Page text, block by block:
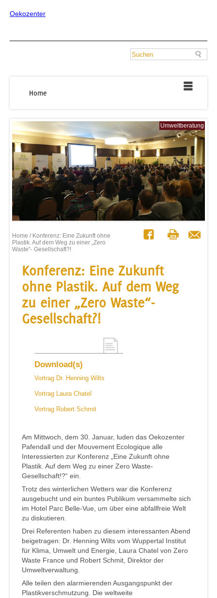
Oekozenter
Home
Umweltberatung
Home / Konferenz: Eine Zukunft ohne
Plastik. Auf dem Weg zu einer „Zero
Waste“- Gesellschaft?!
Konferenz: Eine Zukunft
ohne Plastik. Auf dem Weg
zu einer „Zero Waste“-
Gesellschaft?!
Download(s)
Vortrag Dr. Henning Wilts
Vortrag Laura Chatel
Vortrag Robert Schmit
Am Mittwoch, dem 30. Januar, luden das Oekozenter
Pafendall und der Mouvement Ecologique alle
Interessierten zur Konferenz „Eine Zukunft ohne
Plastik. Auf dem Weg zu einer Zero Waste-
Gesellschaft!?“ ein.
Trotz des winterlichen Wetters war die Konferenz
ausgebucht und ein buntes Publikum versammelte sich
im Hotel Parc Belle-Vue, um über eine abfallfreie Welt
zu diskutieren.
Drei Referenten haben zu diesem interessanten Abend
beigetragen: Dr. Henning Wilts vom Wuppertal Institut
für Klima, Umwelt und Energie, Laura Chatel von Zero
Waste France und Robert Schmit, Direktor der
Umweltverwaltung.
Alle teilen den alarmierenden Ausgangspunkt der
Plastikverschmutzung. Die weltweite